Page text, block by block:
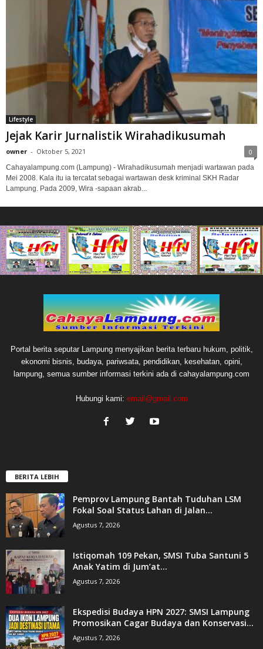
Lifestyle
Jejak Karir Jurnalistik Wirahadikusumah
owner - Oktober 5, 2021 0
Cahayalampung.com (Lampung) - Wirahadikusumah menjadi wartawan pada
Mei 2008. Kala itu ia tercatat sebagai wartawan desk kriminal SKH Radar
Lampung. Pada 2009, Wira -sapaan akrab...
Portal berita seputar Lampung menyajikan berita terbaru hukum, politik,
ekonomi bisnis, budaya, pariwsata, pendidikan, kesehatan, opini,
lampung, semua sumber informasi terkini ada di cahayalampung.com
Hubungi kami: email@gmail.com
BERITA LEBIH
Pemprov Lampung Bantah Tuduhan LSM
Fokal Soal Status Lahan di Jalan...
Agustus 7, 2026
Istiqomah 109 Pekan, SMSI Tuba Santuni 5
Anak Yatim di Jum’at...
Agustus 7, 2026
Ekspedisi Budaya HPN 2027: SMSI Lampung
Promosikan Cagar Budaya dan Konservasi...
Agustus 7, 2026